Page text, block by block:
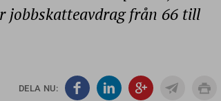
jobbskatteavdrag från 66 till
DELA NU: